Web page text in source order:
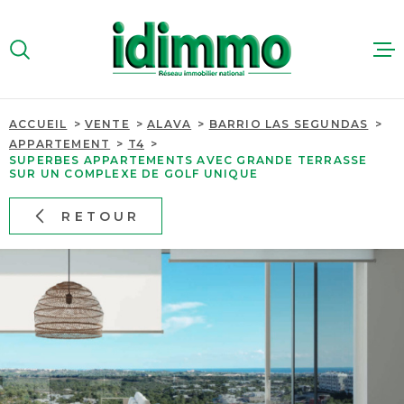
la
menu
contenu
ACHETER
ACCUEIL VENTE ALAVA
BARRIO LAS SEGUNDAS
APPARTEMENT
T4
SUPERBES APPARTEMENTS AVEC GRANDE TERRASSE
SUR UN COMPLEXE DE GOLF UNIQUE
RETOUR
VOTRE
RECHERCHE
TYPE
D'OFFRE
VENTE
BIEN
VILLE
Budget